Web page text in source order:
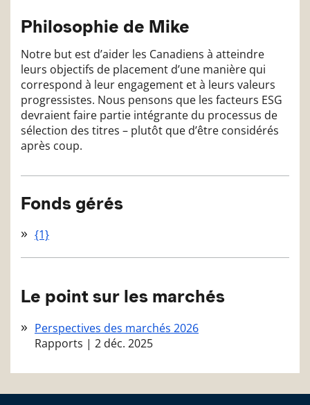
Philosophie de Mike
Notre but est d’aider les Canadiens à atteindre
leurs objectifs de placement d’une manière qui
correspond à leur engagement et à leurs valeurs
progressistes. Nous pensons que les facteurs ESG
devraient faire partie intégrante du processus de
sélection des titres – plutôt que d’être considérés
après coup.
Fonds gérés
{1}
Le point sur les marchés
Perspectives des marchés 2026
Rapports | 2 déc. 2025